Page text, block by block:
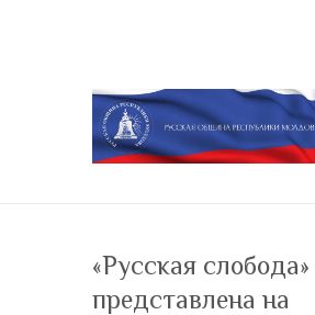
«Русская слобода»
представлена на